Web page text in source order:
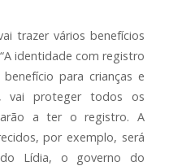
trazer vários benefícios
identidade com registro
para crianças e
vai proteger todos os
a ter o registro. A
por exemplo, será
Lídia, o governo do